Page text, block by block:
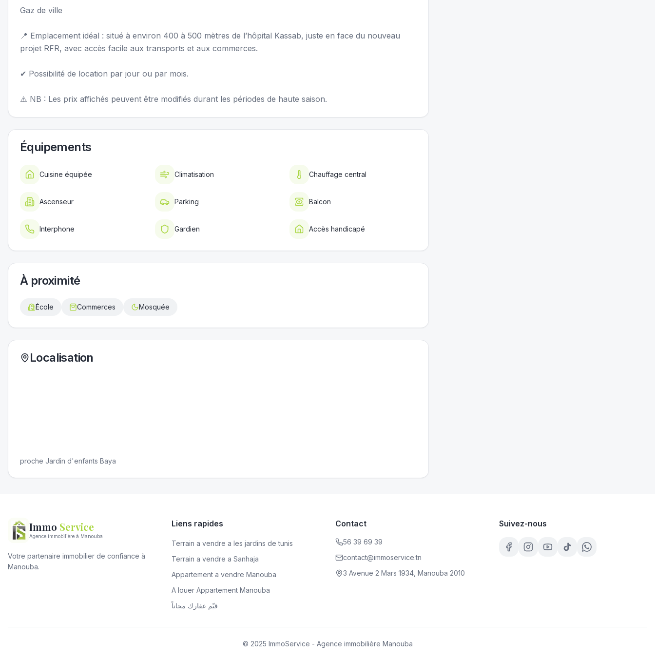
Gaz de ville
📍 Emplacement idéal : situé à environ 400 à 500 mètres de l’hôpital Kassab, juste en face du nouveau
projet RFR, avec accès facile aux transports et aux commerces.
✔ Possibilité de location par jour ou par mois.
⚠️ NB : Les prix affichés peuvent être modifiés durant les périodes de haute saison.
Équipements
Cuisine équipée Climatisation Chauffage central
Ascenseur Parking Balcon
Interphone Gardien Accès handicapé
À proximité
École Commerces Mosquée
Localisation
proche Jardin d'enfants Baya
Immo Service
Agence immobilière à Manouba
Votre partenaire immobilier de confiance à
Manouba.
Liens rapides
Terrain a vendre a les jardins de tunis
Terrain a vendre a Sanhaja
Appartement a vendre Manouba
A louer Appartement Manouba
قيّم عقارك مجاناً
Contact
56 39 69 39
contact@immoservice.tn
3 Avenue 2 Mars 1934, Manouba 2010
Suivez-nous
© 2025 ImmoService - Agence immobilière Manouba